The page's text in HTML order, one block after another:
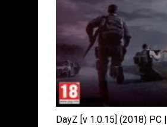
DayZ [v 1.0.15] (2018) PC |